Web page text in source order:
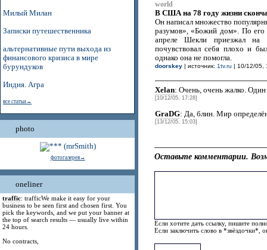
Милый Милан
Записки путешественника
альтернативные пути выхода из
финансового кризиса в мире
бурундуков
Индия. Агра
все статьи→
photo
фотогалерея→
oneliner
traffic: trafficWe make it easy for your
business to be seen first and chosen first. You
pick the keywords, and we put your banner at
the top of search results — usually live within
24 hours.
No contracts,
world
В США на 78 году жизни
Он написал множество
разумов», «Божий дом». По его
апреле Шекли приезжал на
почувствовал себя плохо и
однако она не помогла.
doorskey| источник: 1tv.ru | 10/12/05,
Xelan: Очень, очень жалко.
[10/12/05, 17:28]
GraDG: Да, блин. Мир
[13/12/05, 15:03]
Оставьте комментарии.
Если хотите дать ссылку, пишите
Если заключить слово в *звёздочки*,